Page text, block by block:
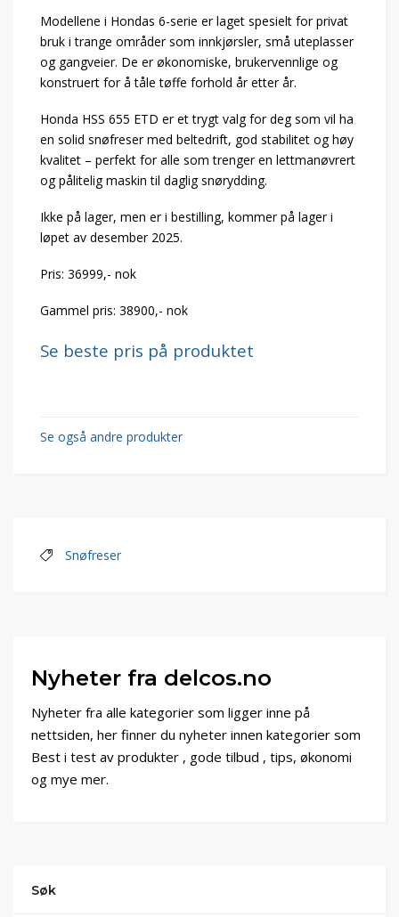
Modellene i Hondas 6-serie er laget spesielt for privat
bruk i trange områder som innkjørsler, små uteplasser
og gangveier. De er økonomiske, brukervennlige og
konstruert for å tåle tøffe forhold år etter år.
Honda HSS 655 ETD er et trygt valg for deg som vil ha
en solid snøfreser med beltedrift, god stabilitet og høy
kvalitet – perfekt for alle som trenger en lettmanøvrert
og pålitelig maskin til daglig snørydding.
Ikke på lager, men er i bestilling, kommer på lager i
løpet av desember 2025.
Pris: 36999,- nok
Gammel pris: 38900,- nok
Se beste pris på produktet
Se også andre produkter
Snøfreser
Nyheter fra delcos.no
Nyheter fra alle kategorier som ligger inne på
nettsiden, her finner du nyheter innen kategorier som
Best i test av produkter , gode tilbud , tips, økonomi
og mye mer.
Søk